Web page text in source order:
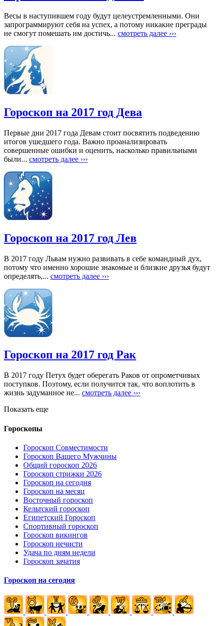
Весы в наступившем году будут целеустремленными. Они
запрограммируют себя на успех, а потому никакие преграды
не смогут помешать им достичь... смотреть далее ›››
Гороскоп на 2017 год Дева
Первые дни 2017 года Девам стоит посвятить подведению
итогов ушедшего года. Важно проанализировать
совершенные ошибки и оценить, насколько правильными
были... смотреть далее ›››
Гороскоп на 2017 год Лев
В 2017 году Львам нужно развивать в себе командный дух,
потому что именно хорошие знакомые и близкие друзья будут
определять,... смотреть далее ›››
Гороскоп на 2017 год Рак
В 2017 году Петух будет оберегать Раков от опрометчивых
поступков. Поэтому, если получится так, что воплотить в
жизнь задуманное не... смотреть далее ›››
Показать еще
Гороскопы
Гороскоп Совместимости
Гороскоп Вашего Мужчины
Общий гороскоп 2026
Гороскоп стрижки 2026
Гороскоп на сегодня
Гороскоп на месяц
Восточный гороскоп
Кельтский гороскоп
Египетский Гороскоп
Спортивный гороскоп
Гороскоп викингов
Гороскоп нечисти
Удача по дням недели
Гороскоп зачатия
Гороскоп на сегодня